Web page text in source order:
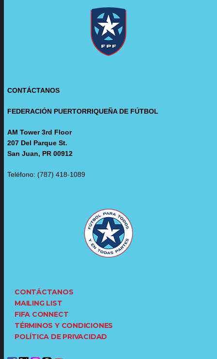
CONTÁCTANOS
FEDERACIÓN PUERTORRIQUEÑA DE FÚTBOL
AM Tower 3rd Floor
207 Del Parque St.
San Juan, PR 00912
Teléfono: (787) 418-1089
CONTÁCTANOS
MAILING LIST
FIFA CONNECT
TÉRMINOS Y CONDICIONES
POLÍTICA DE PRIVACIDAD